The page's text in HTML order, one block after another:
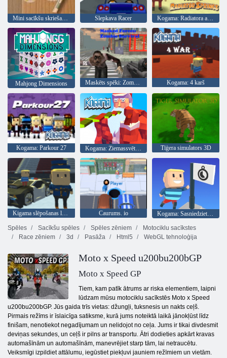
Mini sacīkšu skriešanās Slepkava Racer Kogama: Radiatora avoti
Mahjong Dimensions Maskēts spēki: Zombie Survival Kogama: 4 karš
Kogama: Parkour 27 Kogama: Ziemassvētku parks Tīģera simulators 3D
Kigama slēpošanas lekt! Caurums. io
Kogama: Sasniedziet karogu
Spēles
Sacīkšu spēles Spēles zēniem
Motociklu sacīkstes
Race zēniem
3d Pasāža Html5 WebGL tehnoloģija
Moto x Speed u200bu200bGP
Moto x Speed GP
Tiem, kam patīk ātrums ar riska elementiem, laipni
lūdzam mūsu motociklu sacīkstēs Moto x Speed
u200bu200bGP. Jūs gaida trīs vietas: džungļi, tuksnesis un nakts ceļš.
Pirmais režīms ir īslaicīga satiksme, kurā jums noteiktā laikā jānokļūst līdz
finišam, nenotiekot negadījumam un nelidojot no ceļa. Jums ir tikai divdesmit
deviņas sekundes, un ceļš ir pilns ar transportu. Ātri dodieties apkārt kravas
automašīnām un automašīnām, manevrējiet starp tām, lai netraucētu.
Veiksmīgi izpildiet attālumu, iegūstiet piekļuvi jauniem režīmiem un vietām.